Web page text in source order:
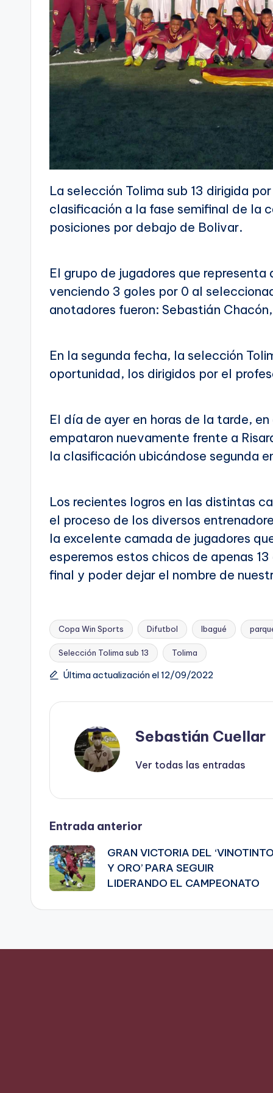
La selección Tolima sub 13 dirigida
clasificación a la fase semifinal de la
posiciones por debajo de Bolivar.
El grupo de jugadores que
venciendo 3 goles por 0 al
anotadores fueron: Sebastián
En la segunda fecha, la selección
oportunidad, los dirigidos por el
El día de ayer en horas de la tarde,
empataron nuevamente frente a
la clasificación ubicándose segunda
Los recientes logros en las distintas
el proceso de los diversos
la excelente camada de jugadores
esperemos estos chicos de apenas
final y poder dejar el nombre de
Etiquetas:
Copa Win Sports Difutbol Ibagué
Selección Tolima sub 13 Tolima
Última actualización el 12/09/2022
Sebastián Cuellar
Ver todas las entradas
Navegación
de
entradas
Entrada anterior
GRAN VICTORIA DEL ‘VINOTINTO
Y ORO’ PARA SEGUIR
LIDERANDO EL CAMPEONATO